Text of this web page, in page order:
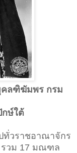
คลฑิฆัมพร กรม
ษ์ใต้
วราชอาณาจักร
รวม 17 มณฑล